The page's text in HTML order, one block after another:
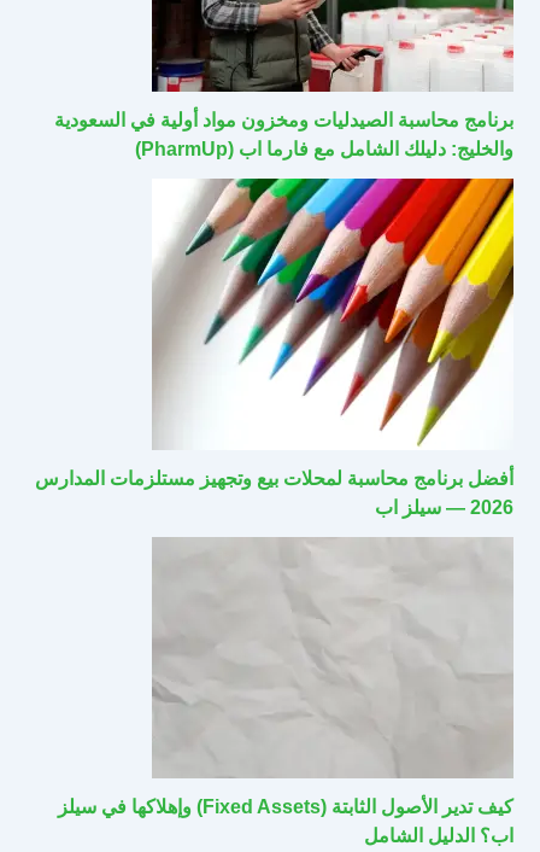
برنامج محاسبة الصيدليات ومخزون مواد أولية في السعودية
والخليج: دليلك الشامل مع فارما اب (PharmUp)
أفضل برنامج محاسبة لمحلات بيع وتجهيز مستلزمات المدارس
2026 — سيلز اب
كيف تدير الأصول الثابتة (Fixed Assets) وإهلاكها في سيلز
اب؟ الدليل الشامل